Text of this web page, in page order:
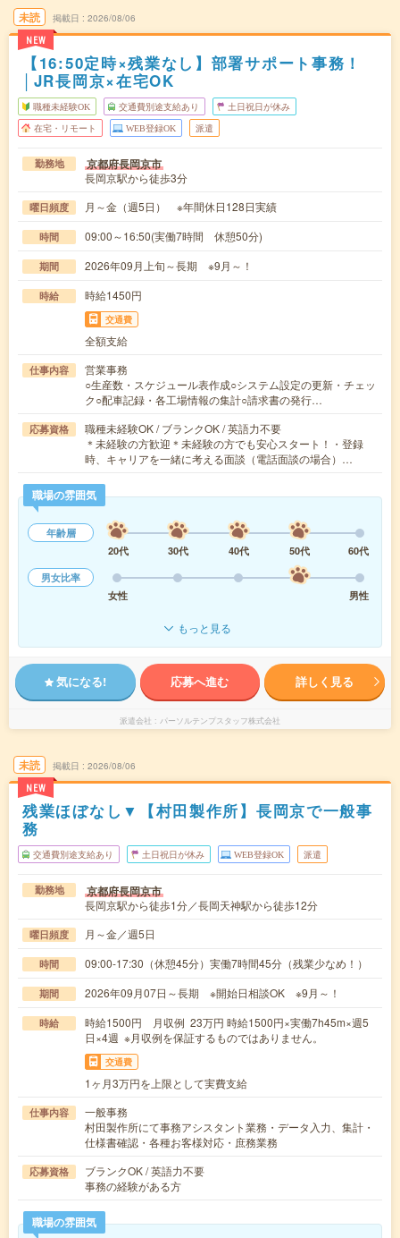
未読
NEW
掲載日 2026/08/06
【16:50定時×残業なし】部署サポート事務！
│JR長岡京×在宅OK
職種未経験OK 交通費別途支給あり 土日祝日が休み
在宅・リモート WEB登録OK 派遣
勤務地 京都府長岡京市
長岡京駅から徒歩3分
曜日頻度 月～金（週5日） ※年間休日128日実績
時間 09:00～16:50(実働7時間 休憩50分)
期間 2026年09月上旬～長期 ※9月～！
時給 時給1450円
交通費
全額支給
仕事内容
営業事務
○生産数・スケジュール表作成○システム設定の更新・チェッ
ク○配車記録・各工場情報の集計○請求書の発行…
応募資格
職種未経験OK / ブランクOK / 英語力不要
＊未経験の方歓迎＊未経験の方でも安心スタート！・登録
時、キャリアを一緒に考える面談（電話面談の場合）…
職場の雰囲気
年齢層
20代
30代 40代 50代
60代
男女比率
女性
男性
もっと見る
気になる! 応募へ進む 詳しく見る
派遣会社 パーソルテンプスタッフ株式会社
未読
NEW
掲載日 2026/08/06
残業ほぼなし▼【村田製作所】長岡京で一般事
務
交通費別途支給あり 土日祝日が休み WEB登録OK 派遣
勤務地 京都府長岡京市
長岡京駅から徒歩1分／長岡天神駅から徒歩12分
曜日頻度 月～金／週5日
時間 09:00-17:30（休憩45分）実働7時間45分（残業少なめ！）
期間 2026年09月07日～長期 ※開始日相談OK ※9月～！
時給
時給1500円 月収例 23万円 時給1500円×実働7h45m×週5
日×4週 ※月収例を保証するものではありません。
交通費
1ヶ月3万円を上限として実費支給
仕事内容
一般事務
村田製作所にて事務アシスタント業務・データ入力、集計・
仕様書確認・各種お客様対応・庶務業務
応募資格
ブランクOK / 英語力不要
事務の経験がある方
職場の雰囲気